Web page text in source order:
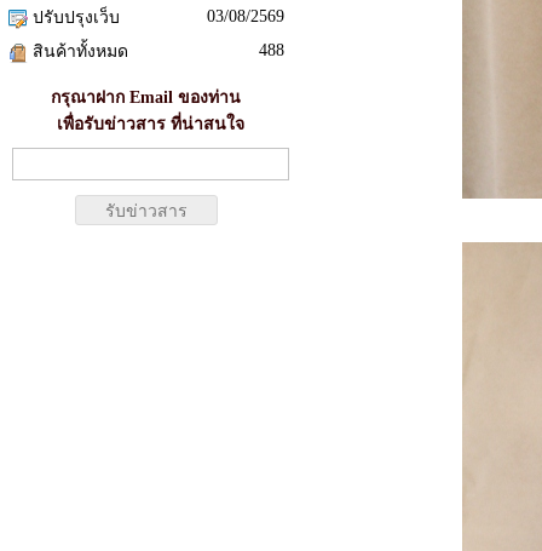
ปรับปรุงเว็บ
03/08/2569
สินค้าทั้งหมด
488
กรุณาฝาก Email ของท่าน
เพื่อรับข่าวสาร ที่น่าสนใจ